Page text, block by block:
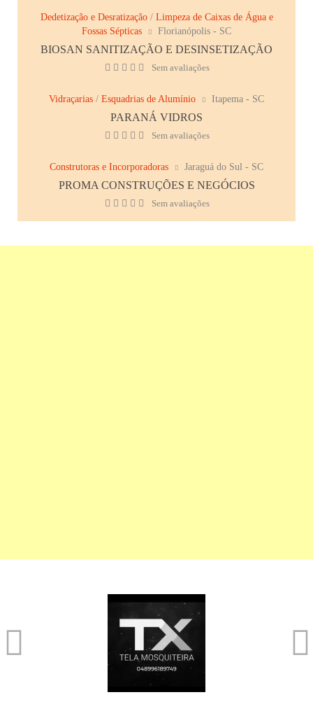
Dedetização e Desratização/ Limpeza de Caixas de Água e
Fossas Sépticas
Florianópolis - SC
BIOSAN SANITIZAÇÃO E DESINSETIZAÇÃO
Sem avaliações
Vidraçarias / Esquadrias de Alumínio Itapema - SC
PARANÁ VIDROS
Sem avaliações
Construtoras e Incorporadoras Jaraguá do Sul - SC
PROMA CONSTRUÇÕES E NEGÓCIOS
Sem avaliações